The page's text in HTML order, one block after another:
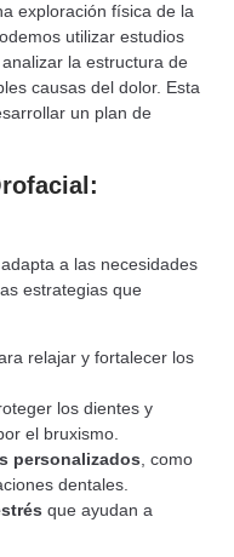
exploración física de la
utilizar estudios
la estructura de
causas del dolor. Esta
un plan de
a las necesidades
estrategias que
relajar y fortalecer los
los dientes y
el bruxismo.
personalizados , como
dentales.
que ayudan a